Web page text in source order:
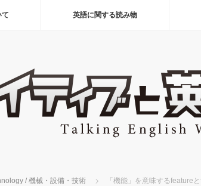
て 英語に関する読み物
/ 機械・設備・技術 「機能」を意味するfeature